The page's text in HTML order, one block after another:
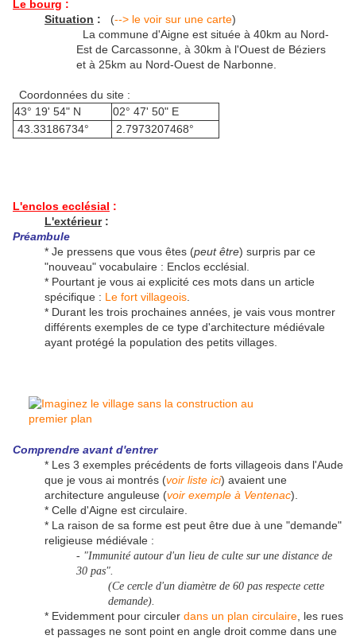
Le bourg :
Situation : (--> le voir sur une carte)
La commune d'Aigne est située à 40km au Nord-
Est de Carcassonne, à 30km à l'Ouest de Béziers
et à 25km au Nord-Ouest de Narbonne.
Coordonnées du site :
43° 19' 54" N
02° 47' 50" E
43.33186734°
2.7973207468°
L'enclos ecclésial :
L'extérieur:
Préambule
* Je pressens que vous êtes (peut être) surpris par ce
"nouveau" vocabulaire : Enclos ecclésial.
* Pourtant je vous ai explicité ces mots dans un article
spécifique : Le fort villageois
* Durant les trois prochaines années, je vais vous montrer
différents exemples de ce type d'architecture médiévale
ayant protégé la population des petits villages.
Comprendre avant d'entrer
* Les 3 exemples précédents de forts villageois dans l'Aude
que je vous ai montrés (voir liste ici) avaient une
architecture anguleuse (voir exemple à Ventenac).
* Celle d'Aigne est circulaire.
* La raison de sa forme est peut être due à une "demande"
religieuse médiévale :
- "Immunité autour d'un lieu de culte sur une distance de
30 pas".
(Ce cercle d'un diamètre de 60 pas respecte cette
demande).
* Evidemment pour circuler dans un plan circulaire , les rues
et passages ne sont point en angle droit comme dans une